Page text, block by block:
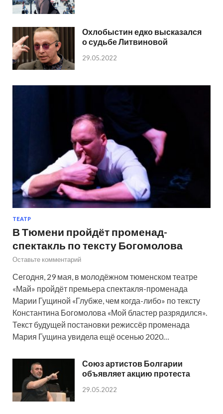
Охлобыстин едко высказался
о судьбе Литвиновой
29.05.2022
ТЕАТР
В Тюмени пройдёт променад-
спектакль по тексту Богомолова
Оставьте комментарий
Сегодня, 29 мая, в молодёжном тюменском театре
«Май» пройдёт премьера спектакля-променада
Марии Гущиной «Глубже, чем когда-либо» по тексту
Константина Богомолова «Мой бластер разрядился».
Текст будущей постановки режиссёр променада
Мария Гущина увидела ещё осенью 2020…
Союз артистов Болгарии
объявляет акцию протеста
29.05.2022